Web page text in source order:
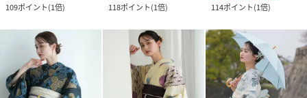
109ポイント(1倍)
118ポイント(1倍)
114ポイント(1倍)